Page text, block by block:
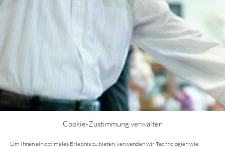
Cookie-Zustimmung verwalten
Um Ihnen ein optimales Erlebnis zu bieten, verwenden wir Technologien wie